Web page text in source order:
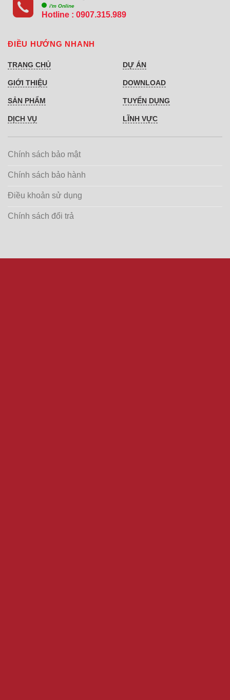
i'm Online
Hotline : 0907.315.989
ĐIỀU HƯỚNG NHANH
TRANG CHỦ
GIỚI THIỆU
SẢN PHẨM
DỊCH VỤ
DỰ ÁN
DOWNLOAD
TUYỂN DỤNG
LĨNH VỰC
Chính sách bảo mật
Chính sách bảo hành
Điều khoản sử dụng
Chính sách đổi trả